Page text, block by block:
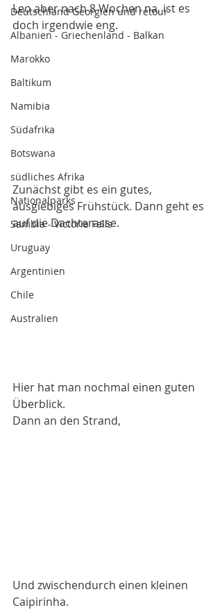
Deutschland Georgien und retour
Albanien - Griechenland - Balkan
Marokko
Baltikum
Namibia
Südafrika
Botswana
südliches Afrika
Nationalparks
Sambia - Victoria Falls
Uruguay
Argentinien
Chile
Australien
Leo aber nach 8 Wochen na, ist es
doch irgendwie eng.
Zunächst gibt es ein gutes,
ausgiebiges Frühstück. Dann geht es
auf die Dachterasse.
Hier hat man nochmal einen guten
Überblick.
Dann an den Strand,
Und zwischendurch einen kleinen
Caipirinha.